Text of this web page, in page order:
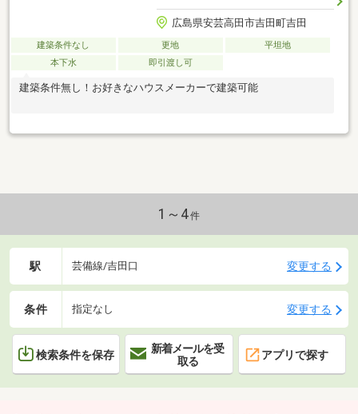
広島県安芸高田市吉田町吉田
建築条件なし 更地
平坦地
本下水
即引渡し可
建築条件無し！お好きなハウスメーカーで建築可能
1～4件
駅 芸備線/吉田口 変更する
条件 指定なし 変更する
検索条件を保存
新着メールを受
取る
アプリで探す